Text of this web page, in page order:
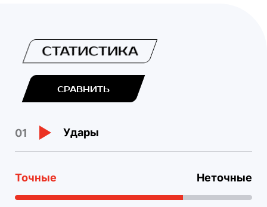
СТАТИСТИКА
СРАВНИТЬ
01 Удары
Точные Неточные